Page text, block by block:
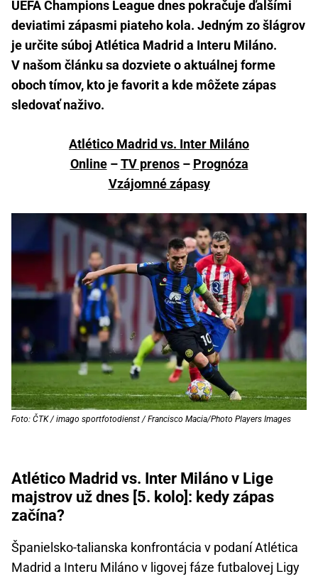
UEFA Champions League dnes pokračuje ďalšími
deviatimi zápasmi piateho kola. Jedným zo šlágrov
je určite súboj Atlética Madrid a Interu Miláno.
V našom článku sa dozviete o aktuálnej forme
oboch tímov, kto je favorit a kde môžete zápas
sledovať naživo.
Atlético Madrid vs. Inter Miláno
Online–TV prenos– Prognóza
Vzájomné zápasy
Foto: ČTK / imago sportfotodienst / Francisco Macia/Photo Players Images
Atlético Madrid vs. Inter Miláno v Lige
majstrov už dnes [5. kolo]: kedy zápas
začína?
Španielsko-talianska konfrontácia v podaní Atlética
Madrid a Interu Miláno v ligovej fáze futbalovej Ligy